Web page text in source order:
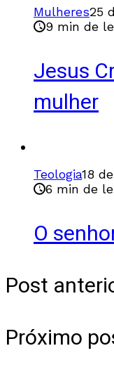
Mulheres25
9 min de
Jesus
mulher
Teologia18
6 min de
O
Post
Próximo